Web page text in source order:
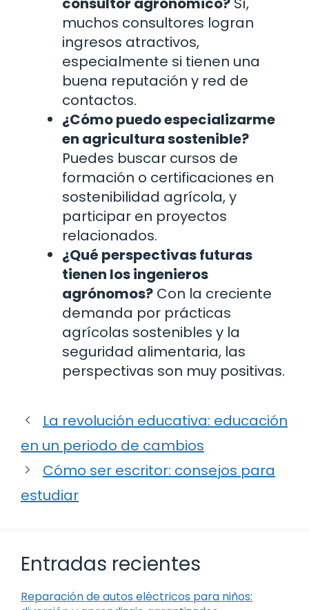
muchos consultores logran
ingresos atractivos,
especialmente si tienen una
buena reputación y red de
contactos.
¿Cómo puedo especializarme
en agricultura sostenible?
Puedes buscar cursos de
formación o certificaciones en
sostenibilidad agrícola, y
participar en proyectos
relacionados.
¿Qué perspectivas futuras
tienen los ingenieros
agrónomos? Con la creciente
demanda por prácticas
agrícolas sostenibles y la
seguridad alimentaria, las
perspectivas son muy positivas.
La revolución educativa: educación
en un periodo de cambios
Cómo ser escritor: consejos para
estudiar
Entradas recientes
Reparación de autos eléctricos para niños: